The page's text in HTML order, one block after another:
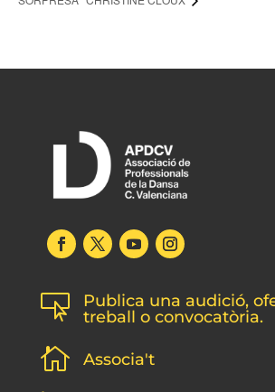

Publica una audició,
treball o convocatòria.
 Associa't